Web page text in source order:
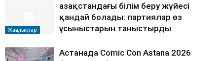
Жаңалықтар
Қазақстандағы білім беру жүйесі
қандай болады: партиялар өз
ұсыныстарын таныстырды
Астанада Comic Con Astana 2026